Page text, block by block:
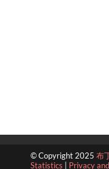
© Copyright 2025 布
Statistics
Privacy